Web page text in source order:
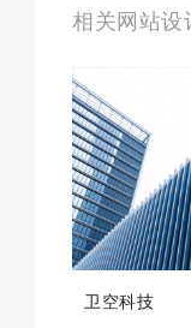
相关网站设
卫空科技